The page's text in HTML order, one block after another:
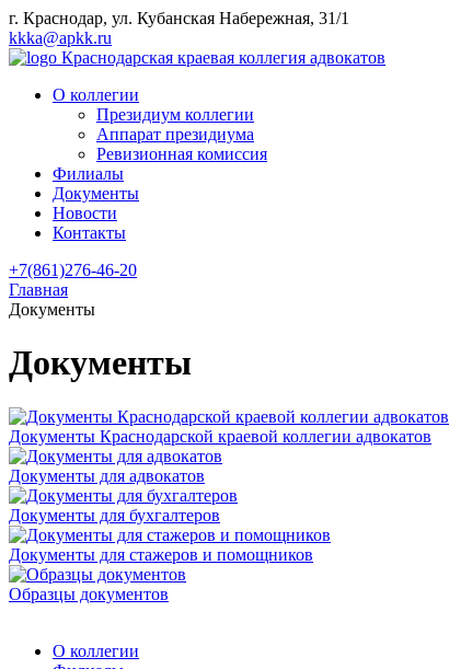
г. Краснодар, ул. Кубанская Набережная, 31/1
kkka@apkk.ru
Краснодарская краевая коллегия адвокатов
О коллегии
Президиум коллегии
Аппарат президиума
Ревизионная комиссия
Филиалы
Документы
Новости
Контакты
+7(861)276-46-20
Главная
Документы
Документы
Документы Краснодарской краевой коллегии адвокатов
Документы для адвокатов
Документы для бухгалтеров
Документы для стажеров и помощников
Образцы документов
О коллегии